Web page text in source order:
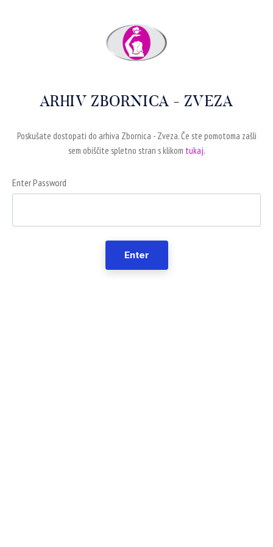
ARHIV ZBORNICA - ZVEZA
Poskušate dostopati do arhiva Zbornica - Zveza. Če ste pomotoma zašli
sem obiščite spletno stran s klikom tukaj.
Enter Password
Enter